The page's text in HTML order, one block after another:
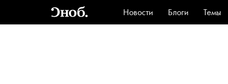
Новости Блоги Темы
Стиль